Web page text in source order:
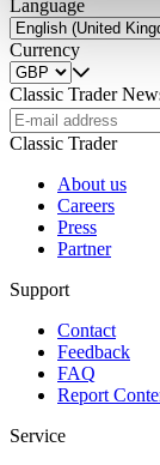
weiteren Daten
haben oder die
gesammelt
Language
Currency
Classic Trader
Classic Trader
About us
Careers
Press
Partner
Support
Contact
Feedback
FAQ
Report
Service